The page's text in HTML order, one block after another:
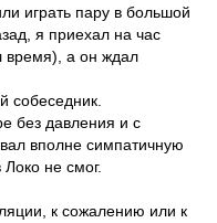
играть пару в большой
я приехал на час
время), а он ждал
собеседник.
без давления и с
вполне симпатичную
Локо не смог.
к сожалению или к